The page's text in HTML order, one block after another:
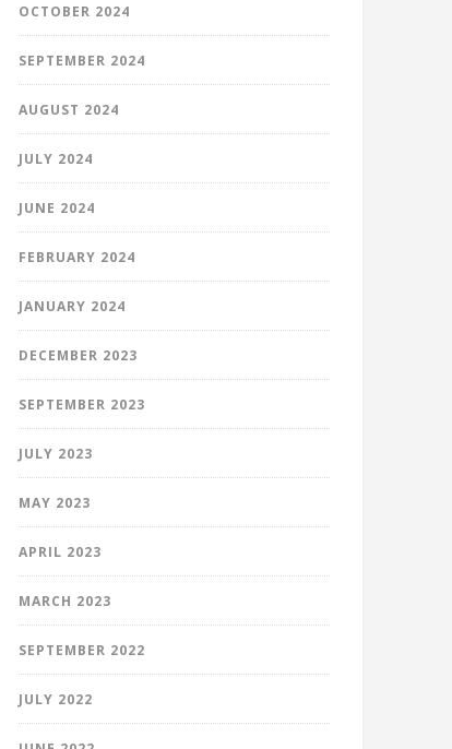
OCTOBER 2024
SEPTEMBER 2024
AUGUST 2024
JULY 2024
JUNE 2024
FEBRUARY 2024
JANUARY 2024
DECEMBER 2023
SEPTEMBER 2023
JULY 2023
MAY 2023
APRIL 2023
MARCH 2023
SEPTEMBER 2022
JULY 2022